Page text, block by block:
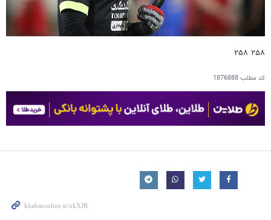
۲۵۸ ۲۵۸
کد مطلب1876888